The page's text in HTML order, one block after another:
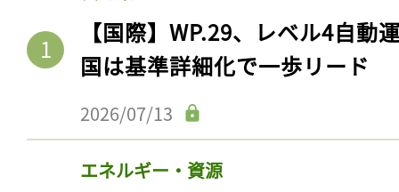
【国際】WP.29、レベル4自動
国は基準詳細化で一歩リード
2026/07/13
エネルギー・資源